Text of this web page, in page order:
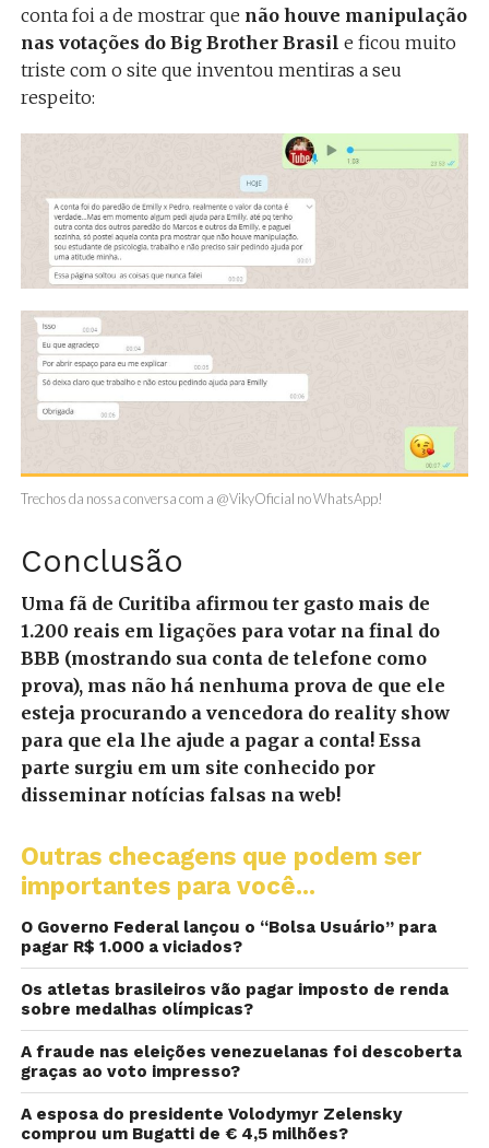
conta foi a de mostrar que não houve manipulação
nas votações do Big Brother Brasil e ficou muito
triste com o site que inventou mentiras a seu
respeito:
Trechos da nossa conversa com a @VikyOficial no WhatsApp!
Conclusão
Uma fã de Curitiba afirmou ter gasto mais de
1.200 reais em ligações para votar na final do
BBB (mostrando sua conta de telefone como
prova), mas não há nenhuma prova de que ele
esteja procurando a vencedora do reality show
para que ela lhe ajude a pagar a conta! Essa
parte surgiu em um site conhecido por
disseminar notícias falsas na web!
Outras checagens que podem ser
importantes para você...
O Governo Federal lançou o “Bolsa Usuário” para
pagar R$ 1.000 a viciados?
Os atletas brasileiros vão pagar imposto de renda
sobre medalhas olímpicas?
A fraude nas eleições venezuelanas foi descoberta
graças ao voto impresso?
A esposa do presidente Volodymyr Zelensky
comprou um Bugatti de € 4,5 milhões?